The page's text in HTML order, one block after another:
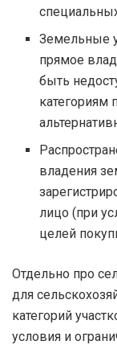
Земельные
прямое
быть
категориям
владения
лицо (при
целей
Отдельно про
для
категорий
условия и